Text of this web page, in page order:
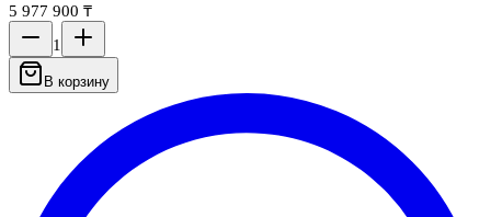
5 977 900 ₸
1
В корзину